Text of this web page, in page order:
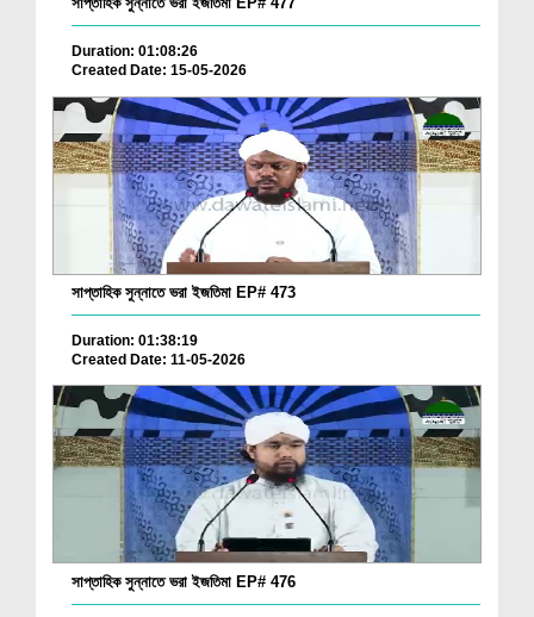
Duration: 01:08:26
Created Date: 15-05-2026
সাপ্তাহিক সুন্নাতে ভরা ইজতিমা EP# 473
Duration: 01:38:19
Created Date: 11-05-2026
সাপ্তাহিক সুন্নাতে ভরা ইজতিমা EP# 476